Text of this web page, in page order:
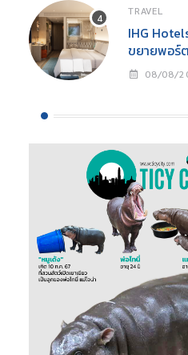
TRAVEL
IHG
ขยายพอร์
เปิดตัว08/08/